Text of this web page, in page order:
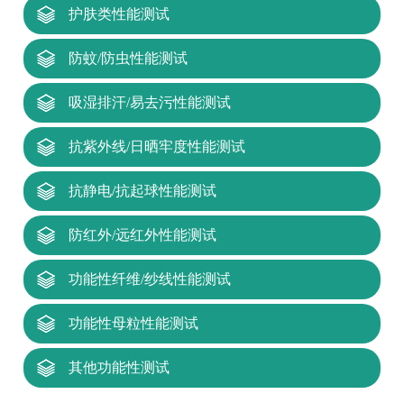
护肤类性能测试
防蚊/防虫性能测试
吸湿排汗/易去污性能测试
抗紫外线/日晒牢度性能测试
抗静电/抗起球性能测试
防红外/远红外性能测试
功能性纤维/纱线性能测试
功能性母粒性能测试
其他功能性测试